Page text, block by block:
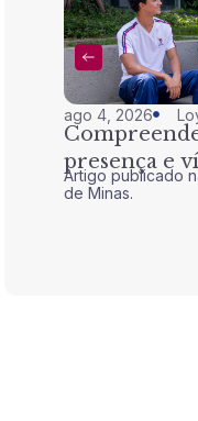
ago 4, 2026
presença e
Artigo publicado
de Minas.